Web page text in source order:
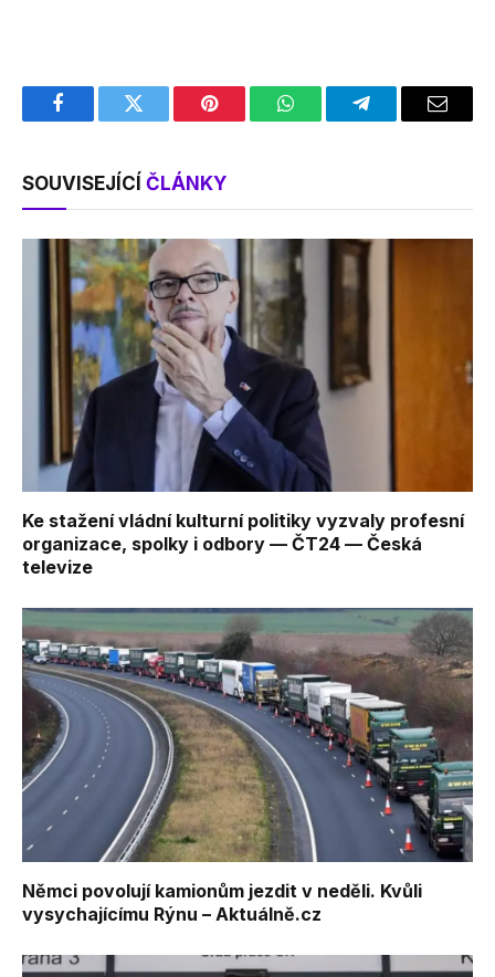
FacebookTwitter Pinterest WhatsAppTelegramEmail
SOUVISEJÍCÍ ČLÁNKY
Ke stažení vládní kulturní politiky vyzvaly profesní
organizace, spolky i odbory — ČT24 — Česká
televize
Němci povolují kamionům jezdit v neděli. Kvůli
vysychajícímu Rýnu – Aktuálně.cz